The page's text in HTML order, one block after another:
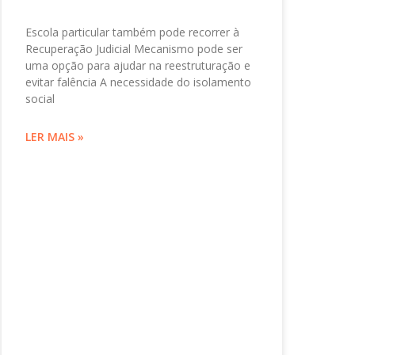
Escola particular também pode recorrer à
Recuperação Judicial Mecanismo pode ser
uma opção para ajudar na reestruturação e
evitar falência A necessidade do isolamento
social
LER MAIS »